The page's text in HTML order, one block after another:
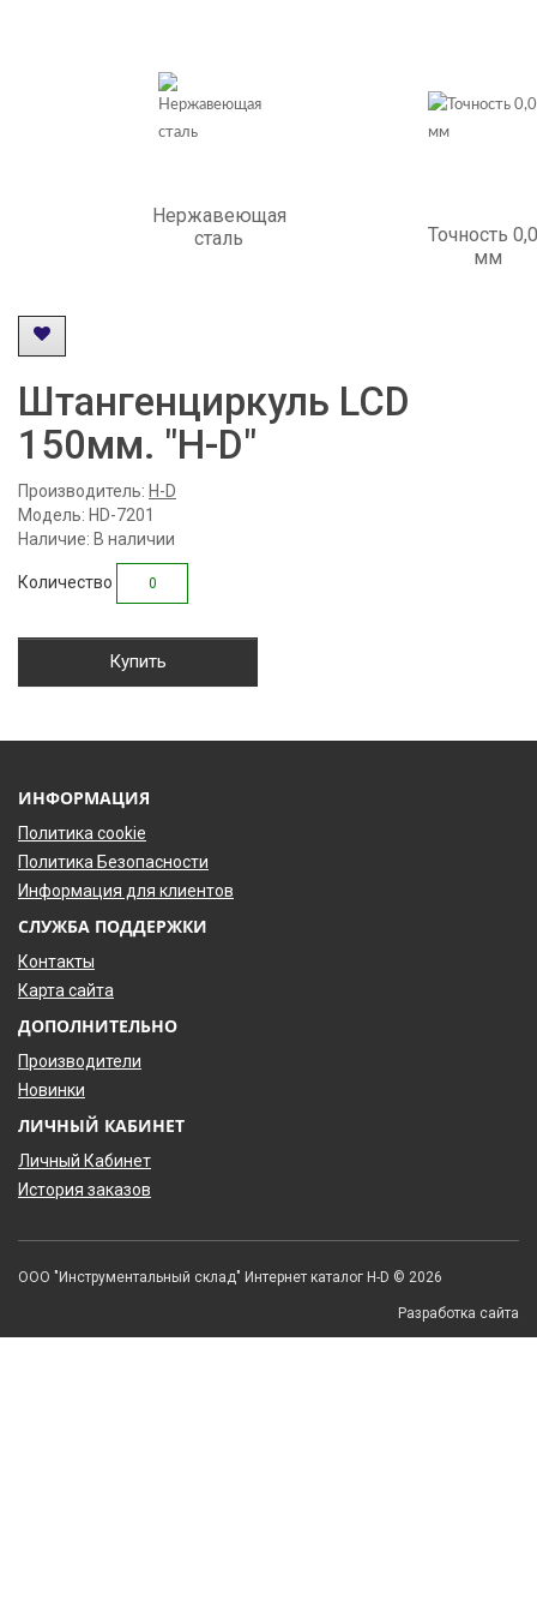
Нержавеющая
сталь
Точность
мм
Штангенциркуль LCD
150мм. "H-D"
Производитель: H-D
Модель: HD-7201
Наличие: В наличии
Количество
Купить
ИНФОРМАЦИЯ
Политика cookie
Политика Безопасности
Информация для клиентов
СЛУЖБА ПОДДЕРЖКИ
Контакты
Карта сайта
ДОПОЛНИТЕЛЬНО
Производители
Новинки
ЛИЧНЫЙ КАБИНЕТ
Личный Кабинет
История заказов
ООО "Инструментальный склад" Интернет каталог H-D © 2026
Разработка сайта